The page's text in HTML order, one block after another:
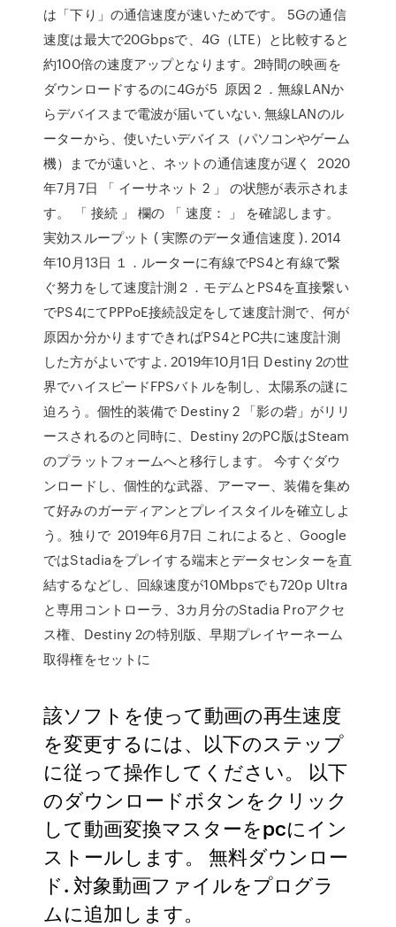
は「下り」の通信速度が速いためです。 5Gの通信
速度は最大で20Gbpsで、4G（LTE）と比較すると
約100倍の速度アップとなります。2時間の映画を
ダウンロードするのに4Gが5 原因２．無線LANか
らデバイスまで電波が届いていない. 無線LANのル
ーターから、使いたいデバイス（パソコンやゲーム
機）までが遠いと、ネットの通信速度が遅く 2020
年7月7日 「 イーサネット 2 」 の状態が表示されま
す。 「 接続 」 欄の 「 速度： 」 を確認します。
実効スループット ( 実際のデータ通信速度 ). 2014
年10月13日 １．ルーターに有線でPS4と有線で繋
ぐ努力をして速度計測２．モデムとPS4を直接繋い
でPS4にてPPPoE接続設定をして速度計測で、何が
原因か分かりますできればPS4とPC共に速度計測
した方がよいですよ. 2019年10月1日 Destiny 2の世
界でハイスピードFPSバトルを制し、太陽系の謎に
迫ろう。個性的装備で Destiny 2 「影の砦」がリリ
ースされるのと同時に、Destiny 2のPC版はSteam
のプラットフォームへと移行します。 今すぐダウ
ンロードし、個性的な武器、アーマー、装備を集め
て好みのガーディアンとプレイスタイルを確立しよ
う。独りで 2019年6月7日 これによると、Google
ではStadiaをプレイする端末とデータセンターを直
結するなどし、回線速度が10Mbpsでも720p Ultra
と専用コントローラ、3カ月分のStadia Proアクセ
ス権、Destiny 2の特別版、早期プレイヤーネーム
取得権をセットに
該ソフトを使って動画の再生速度
を変更するには、以下のステップ
に従って操作してください。 以下
のダウンロードボタンをクリック
して動画変換マスターをpcにイン
ストールします。 無料ダウンロー
ド. 対象動画ファイルをプログラ
ムに追加します。